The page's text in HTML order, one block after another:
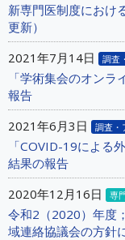
新専門医制度におけ
更新）
2021年7月14日
調査
「学術集会のオン
報告
2021年6月3日
調査・
「COVID-19による
結果の報告
2020年12月16日
専
令和2（2020）年度
域連絡協議会の方針